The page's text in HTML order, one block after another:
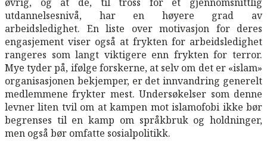
utdannelsesnivå, har en høyere grad av
arbeidsledighet. En liste over motivasjon for deres
engasjement viser også at frykten for arbeidsledighet
rangeres som langt viktigere enn frykten for terror.
Mye tyder på, ifølge forskerne, at selv om det er «islam»
organisasjonen bekjemper, er det innvandring generelt
medlemmene frykter mest. Undersøkelser som denne
levner liten tvil om at kampen mot islamofobi ikke bør
begrenses til en kamp om språkbruk og holdninger,
men også bør omfatte sosialpolitikk.